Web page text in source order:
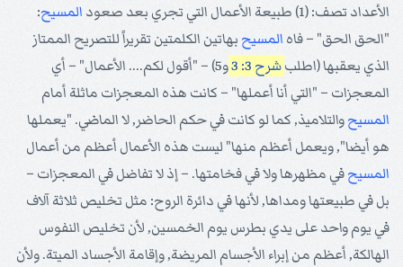
الأعداد تصف: (1) طبيعة الأعمال التي تجري بعد صعود
المسيح:
"الحق الحق" – فاه المسيح بهاتين الكلمتين تقريراً للتصريح الممتاز
الذي يعقبها (اطلبشرح 3: 3
و5) – "أقول لكم.... الأعمال" – أي
المعجزات – "التي أنا أعملها" – كانت هذه المعجزات ماثلة أمام
المسيحوالتلاميذ, كما لو كانت في حكم الحاضر, لا الماضي. "يعملها
هو أيضا", ويعمل أعظم منها" ليست هذه الأعمال أعظم من أعمال
المسيحفي مظهرها ولا في فخامتها. – إذ لا تفاضل في المعجزات –
بل في طبيعتها ومداها, لأنها في دائرة الروح: مثل تخليص ثلاثة آلاف
في يوم واحد على يدي بطرس يوم الخمسين, لأن تخليص النفوس
الهالكة, أعظم من إبراء الأجسام المريضة, وإقامة الأجساد الميتة. ولأن